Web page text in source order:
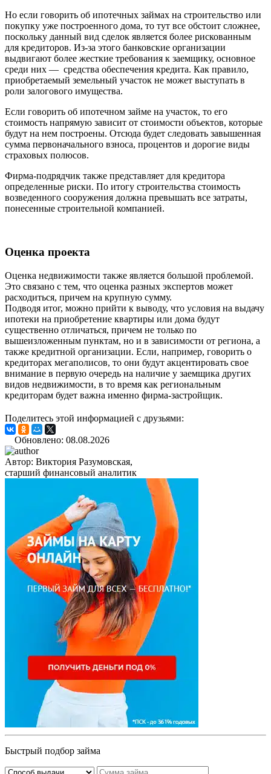
Но если говорить об ипотечных займах на строительство или
покупку уже построенного дома, то тут все обстоит сложнее,
поскольку данный вид сделок является более рискованным
для кредиторов. Из-за этого банковские организации
выдвигают более жесткие требования к заемщику, основное
среди них — средства обеспечения кредита. Как правило,
приобретаемый земельный участок не может выступать в
роли залогового имущества.
Если говорить об ипотечном займе на участок, то его
стоимость напрямую зависит от стоимости объектов, которые
будут на нем построены. Отсюда будет следовать завышенная
сумма первоначального взноса, процентов и дорогие виды
страховых полюсов.
Фирма-подрядчик также представляет для кредитора
определенные риски. По итогу строительства стоимость
возведенного сооружения должна превышать все затраты,
понесенные строительной компанией.
Оценка проекта
Оценка недвижимости также является большой проблемой.
Это связано с тем, что оценка разных экспертов может
расходиться, причем на крупную сумму.
Подводя итог, можно прийти к выводу, что условия на выдачу
ипотеки на приобретение квартиры или дома будут
существенно отличаться, причем не только по
вышеизложенным пунктам, но и в зависимости от региона, а
также кредитной организации. Если, например, говорить о
кредиторах мегаполисов, то они будут акцентировать свое
внимание в первую очередь на наличие у заемщика других
видов недвижимости, в то время как региональным
кредиторам будет важна именно фирма-застройщик.
Поделитесь этой информацией с друзьями:
Обновлено: 08.08.2026
Автор: Виктория Разумовская,
старший финансовый аналитик
Быстрый подбор займа